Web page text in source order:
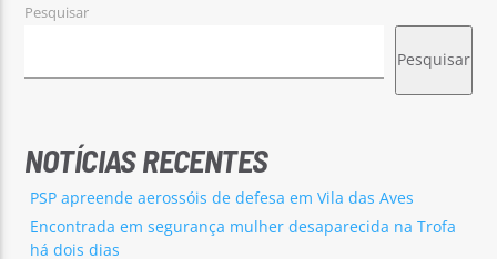
Pesquisar
Pesquisar
NOTÍCIAS RECENTES
PSP apreende aerossóis de defesa em Vila das Aves
Encontrada em segurança mulher desaparecida na Trofa
há dois dias